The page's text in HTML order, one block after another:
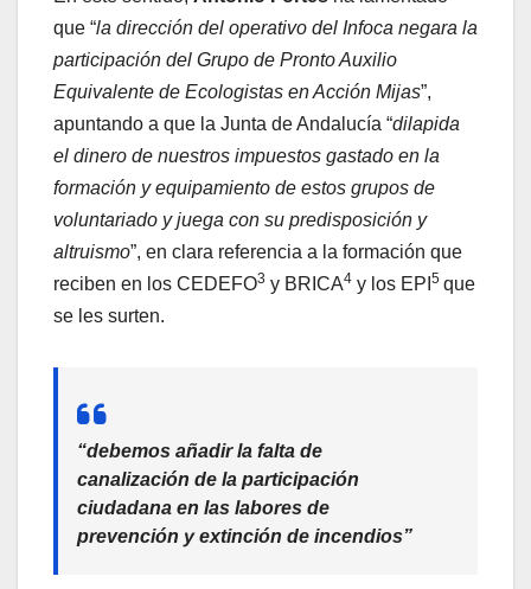
que “la dirección del operativo del Infoca negara la
participación del Grupo de Pronto Auxilio
Equivalente de Ecologistas en Acción Mijas”,
apuntando a que la Junta de Andalucía “dilapida
el dinero de nuestros impuestos gastado en la
formación y equipamiento de estos grupos de
voluntariado y juega con su predisposición y
altruismo”, en clara referencia a la formación que
reciben en los CEDEFO3 y BRICA4 y los EPI 5 que
se les surten.
“debemos añadir la falta de
canalización de la participación
ciudadana en las labores de
prevención y extinción de incendios”